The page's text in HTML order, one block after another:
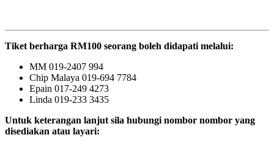
Tiket berharga RM100 seorang boleh didapati melalui:
MM 019-2407 994
Chip Malaya 019-694 7784
Epain 017-249 4273
Linda 019-233 3435
Untuk keterangan lanjut sila hubungi nombor nombor yang
disediakan atau layari: